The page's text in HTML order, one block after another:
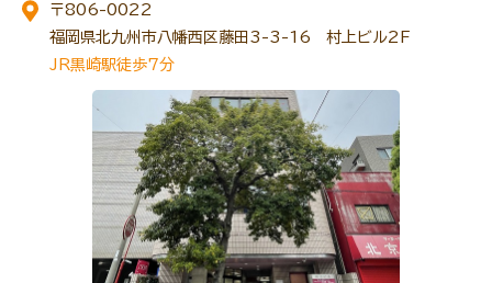
〒806-0022
福岡県北九州市八幡西区藤田3-3-16 村上ビル2F
JR黒崎駅徒歩7分